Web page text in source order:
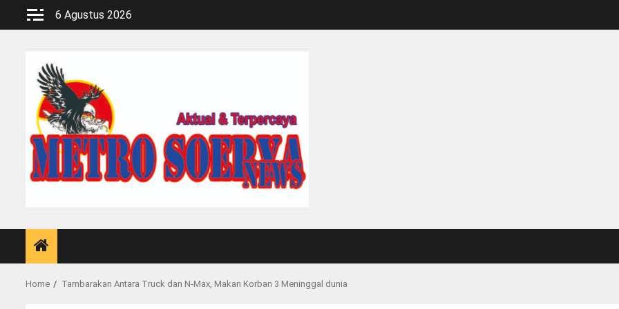
6 Agustus 2026
Home Tambarakan Antara Truck dan N-Max, Makan Korban 3 Meninggal dunia